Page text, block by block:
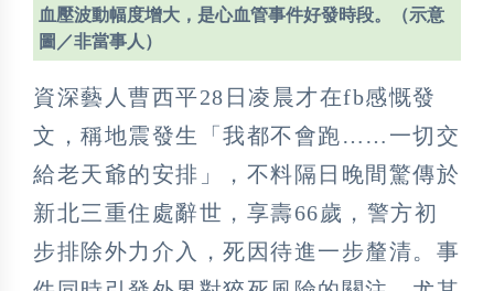
血壓波動幅度增大，是心血管事件好發時段。（示意
圖／非當事人）
資深藝人曹西平28日凌晨才在fb感慨發
文，稱地震發生「我都不會跑……一切交
給老天爺的安排」，不料隔日晚間驚傳於
新北三重住處辭世，享壽66歲，警方初
步排除外力介入，死因待進一步釐清。事